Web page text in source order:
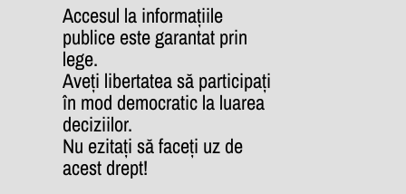
Accesul la informațiile
publice este garantat prin
lege.
Aveți libertatea să participați
în mod democratic la luarea
deciziilor.
Nu ezitați să faceți uz de
acest drept!